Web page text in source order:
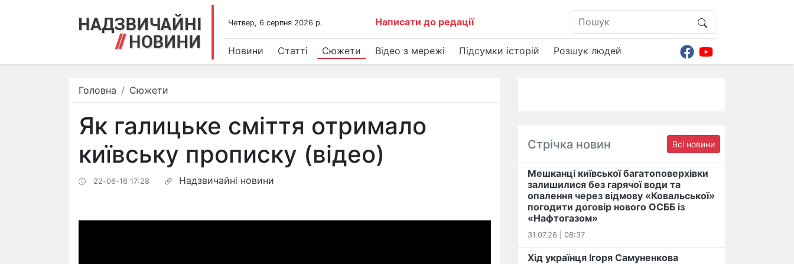
Четвер, 6 серпня 2026 р. Написати до редації
Новини Статті Сюжети Відео з мережі Підсумки історій Розшук людей
Головна Сюжети
Як галицьке сміття отримало
київську прописку (відео)
22-06-16 17:28 Надзвичайні новини
Стрічка новин Всі новини
Мешканці київської багатоповерхівки
залишилися без гарячої води та
опалення через відмову «Ковальської»
погодити договір нового ОСББ із
«Нафтогазом»
31.07.26 | 08:37
Хід українця Ігоря Самуненкова